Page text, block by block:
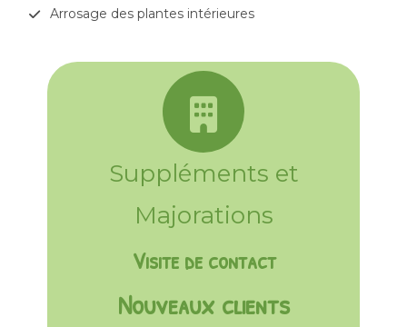
Arrosage des plantes intérieures
Suppléments et
Majorations
Visite de contact
Nouveaux clients